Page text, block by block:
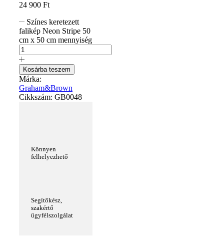
24 900 Ft
Színes keretezett
falikép Neon Stripe 50
cm x 50 cm mennyiség
Kosárba teszem
Márka:
Graham&Brown
Cikkszám: GB0048
Könnyen
felhelyezhető
Segítőkész,
szakértő
ügyfélszolgálat